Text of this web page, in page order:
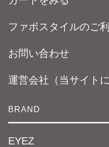
ファボスタイルのご
お問い合わせ
運営会社（当サイトに
BRAND
EYEZ